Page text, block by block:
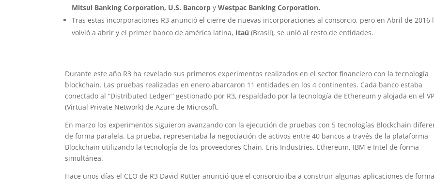
Mitsui Banking Corporation, U.S. Bancorpy Westpac Banking Corporation.
Tras estas incorporaciones R3 anunció el cierre de nuevas incorporaciones al consorcio, pero en Abril de 2016
volvió a abrir y el primer banco de américa latina, Itaú (Brasil), se unió al resto de entidades.
Durante este año R3 ha revelado sus primeros experimentos realizados en el sector financiero con la tecnología
blockchain. Las pruebas realizadas en enero abarcaron 11 entidades en los 4 continentes. Cada banco estaba
conectado al “Distributed Ledger” gestionado por R3, respaldado por la tecnología de Ethereum y alojada en el
(Virtual Private Network) de Azure de Microsoft.
En marzo los experimentos siguieron avanzando con la ejecución de pruebas con 5 tecnologías Blockchain
de forma paralela. La prueba, representaba la negociación de activos entre 40 bancos a través de la plataforma
Blockchain utilizando la tecnología de los proveedores Chain, Eris Industries, Ethereum, IBM e Intel de forma
simultánea.
Hace unos días el CEO de R3 David Rutter anunció que el consorcio iba a construir algunas aplicaciones de forma